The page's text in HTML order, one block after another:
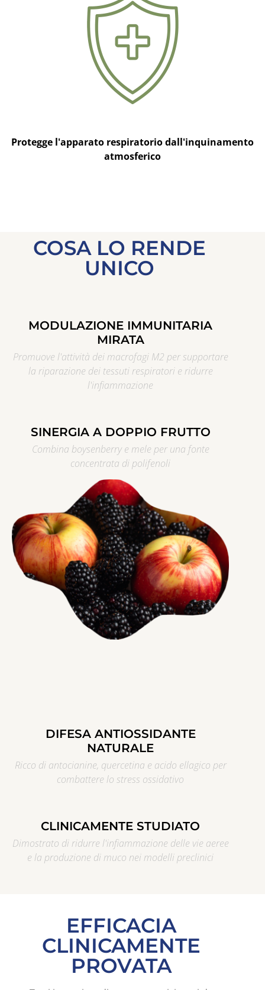
Protegge l'apparato respiratorio dall'inquinamento
atmosferico
COSA LO RENDE
UNICO
MODULAZIONE IMMUNITARIA
MIRATA
Promuove l'attività dei macrofagi M2 per supportare
la riparazione dei tessuti respiratori e ridurre
l'infiammazione
SINERGIA A DOPPIO FRUTTO
Combina boysenberry e mele per una fonte
concentrata di polifenoli
DIFESA ANTIOSSIDANTE
NATURALE
Ricco di antocianine, quercetina e acido ellagico per
combattere lo stress ossidativo
CLINICAMENTE STUDIATO
Dimostrato di ridurre l'infiammazione delle vie aeree
e la produzione di muco nei modelli preclinici
EFFICACIA
CLINICAMENTE
PROVATA